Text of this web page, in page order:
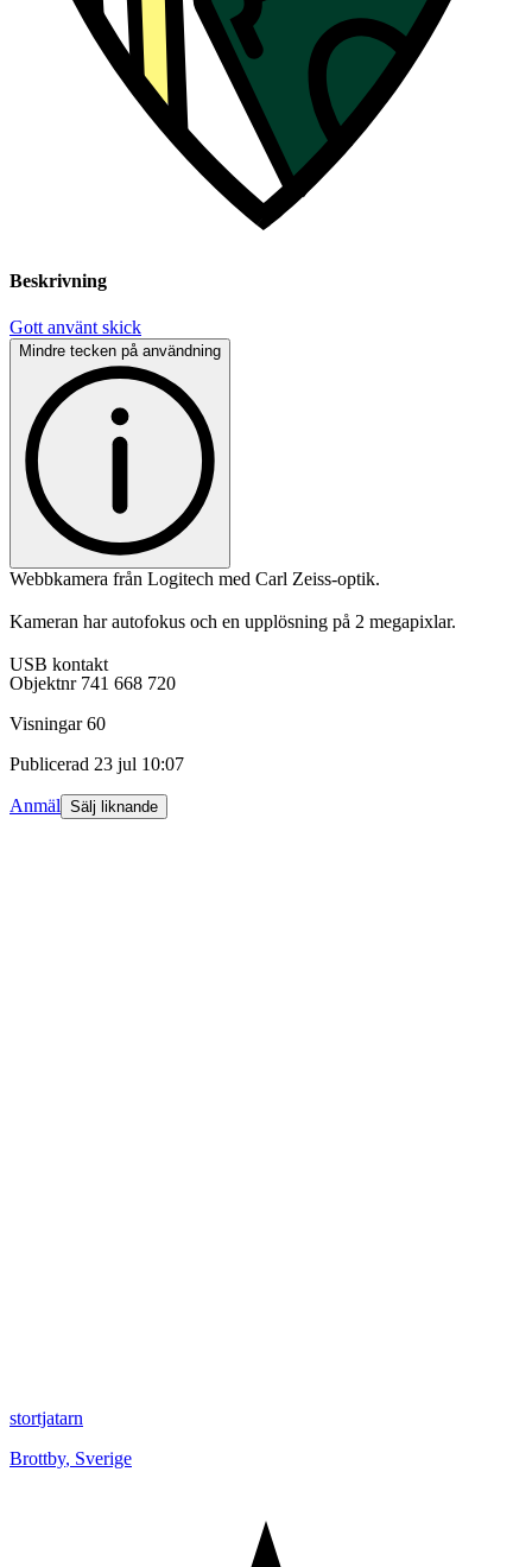
Beskrivning
Gott använt skick
Mindre tecken på användning
Webbkamera från Logitech med Carl Zeiss-optik.
Kameran har autofokus och en upplösning på 2 megapixlar.
USB kontakt
Objektnr 741 668 720
Visningar 60
Publicerad 23 jul 10:07
Anmäl Sälj liknande
stortjatarn
Brottby, Sverige